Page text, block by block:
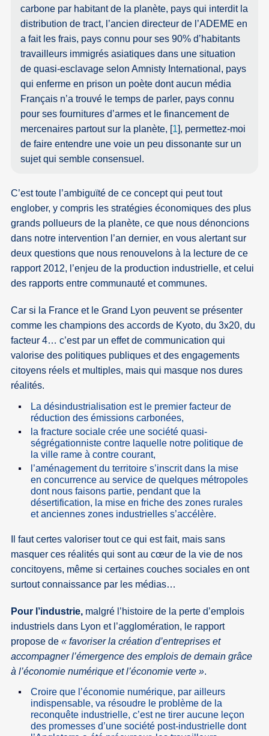
carbone par habitant de la planète, pays qui interdit la
distribution de tract, l’ancien directeur de l’ADEME en
a fait les frais, pays connu pour ses 90% d’habitants
travailleurs immigrés asiatiques dans une situation
de quasi-esclavage selon Amnisty International, pays
qui enferme en prison un poète dont aucun média
Français n’a trouvé le temps de parler, pays connu
pour ses fournitures d’armes et le financement de
mercenaires partout sur la planète, [1], permettez-moi
de faire entendre une voie un peu dissonante sur un
sujet qui semble consensuel.
C’est toute l’ambiguïté de ce concept qui peut tout
englober, y compris les stratégies économiques des plus
grands pollueurs de la planète, ce que nous dénoncions
dans notre intervention l’an dernier, en vous alertant sur
deux questions que nous renouvelons à la lecture de ce
rapport 2012, l’enjeu de la production industrielle, et celui
des rapports entre communauté et communes.
Car si la France et le Grand Lyon peuvent se présenter
comme les champions des accords de Kyoto, du 3x20, du
facteur 4… c’est par un effet de communication qui
valorise des politiques publiques et des engagements
citoyens réels et multiples, mais qui masque nos dures
réalités.
La désindustrialisation est le premier facteur de
réduction des émissions carbonées,
la fracture sociale crée une société quasi-
ségrégationniste contre laquelle notre politique de
la ville rame à contre courant,
l’aménagement du territoire s’inscrit dans la mise
en concurrence au service de quelques métropoles
dont nous faisons partie, pendant que la
désertification, la mise en friche des zones rurales
et anciennes zones industrielles s’accélère.
Il faut certes valoriser tout ce qui est fait, mais sans
masquer ces réalités qui sont au cœur de la vie de nos
concitoyens, même si certaines couches sociales en ont
surtout connaissance par les médias…
Pour l’industrie, malgré l’histoire de la perte d’emplois
industriels dans Lyon et l’agglomération, le rapport
propose de« favoriser la création d’entreprises et
accompagner l’émergence des emplois de demain grâce
à l’économie numérique et l’économie verte ».
Croire que l’économie numérique, par ailleurs
indispensable, va résoudre le problème de la
reconquête industrielle, c’est ne tirer aucune leçon
des promesses d’une société post-industrielle dont